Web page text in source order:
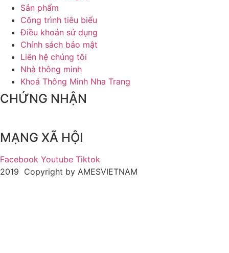
Sản phẩm
Công trình tiêu biểu
Điều khoản sử dụng
Chính sách bảo mật
Liên hệ chúng tôi
Nhà thông minh
Khoá Thông Minh Nha Trang
CHỨNG NHẬN
MẠNG XÃ HỘI
Facebook Youtube Tiktok
2019 Copyright by AMESVIETNAM